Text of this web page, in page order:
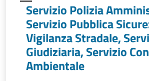
Servizio Polizia
Servizio Pubblica
Vigilanza Stradale,
Giudiziaria, Servizio
Ambientale